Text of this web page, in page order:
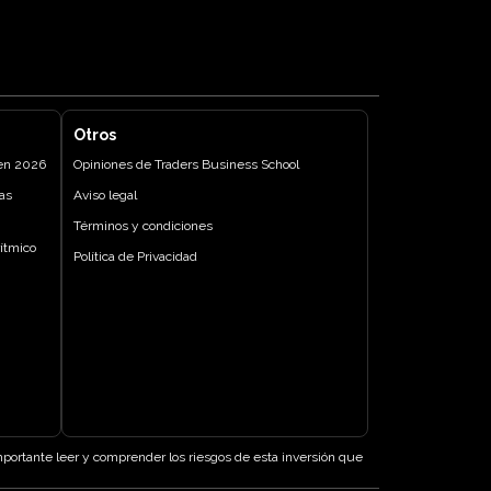
2026
Otros
Opiniones de Traders Business School
Aviso legal
Términos y condiciones
Política de Privacidad
leer y comprender los riesgos de esta inversión que